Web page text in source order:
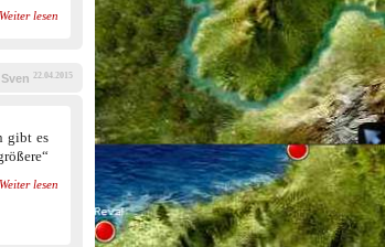
Weiter lesen
22.04.2015
gibt es
Weiter lesen